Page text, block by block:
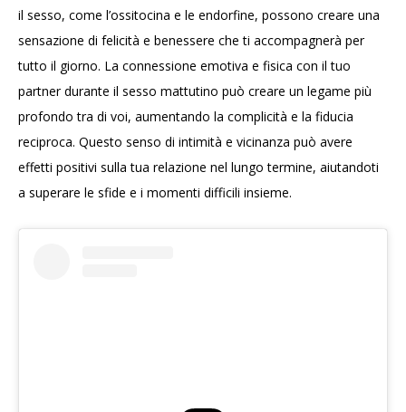
il sesso, come l’ossitocina e le endorfine, possono creare una
sensazione di felicità e benessere che ti accompagnerà per
tutto il giorno. La connessione emotiva e fisica con il tuo
partner durante il sesso mattutino può creare un legame più
profondo tra di voi, aumentando la complicità e la fiducia
reciproca. Questo senso di intimità e vicinanza può avere
effetti positivi sulla tua relazione nel lungo termine, aiutandoti
a superare le sfide e i momenti difficili insieme.